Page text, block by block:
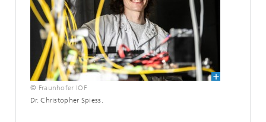
© Fraunhofer IOF
Dr. Christopher Spiess.